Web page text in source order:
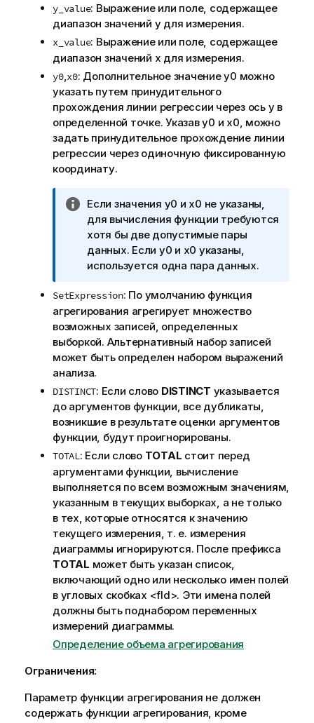
y_value: Выражение или поле, содержащее
диапазон значений yдля измерения.
x_value: Выражение или поле, содержащее
диапазон значений x для измерения.
y0,x0: Дополнительное значениеy0 можно
указать путем принудительного
прохождения линии регрессии через ось y в
определенной точке. Указавy0 и x0, можно
задать принудительное прохождение линии
регрессии через одиночную фиксированную
координату.
П
р
и
м
е
а
н
и
е
к
и
н
ф
о
р
м
Если значения y0 и x0 не указаны,
для вычисления функции требуются
хотя бы две допустимые пары
данных. Если y0 и x0 указаны,
используется одна пара данных.
SetExpression: По умолчанию функция
агрегирования агрегирует множество
возможных записей, определенных
выборкой. Альтернативный набор записей
может быть определен набором выражений
анализа.
DISTINCT: Если слово DISTINCT указывается
до аргументов функции, все дубликаты,
возникшие в результате оценки аргументов
функции, будут проигнорированы.
TOTAL: Если слово TOTAL стоит перед
аргументами функции, вычисление
выполняется по всем возможным значениям,
указанным в текущих выборках, а не только
в тех, которые относятся к значению
текущего измерения, т. е. измерения
диаграммы игнорируются. После префикса
TOTAL может быть указан список,
включающий одно или несколько имен полей
в угловых скобках <fld>. Эти имена полей
должны быть поднабором переменных
измерений диаграммы.
Определение объема агрегирования
Ограничения:
Параметр функции агрегирования не должен
содержать функции агрегирования, кроме